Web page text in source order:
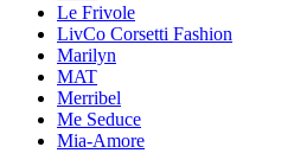
Le Frivole
LivCo Corsetti Fashion
Marilyn
MAT
Merribel
Me Seduce
Mia-Amore